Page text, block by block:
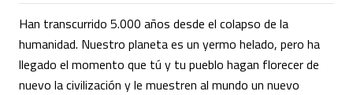
Han transcurrido 5.000 años desde el colapso de la
humanidad. Nuestro planeta es un yermo helado, pero ha
llegado el momento que tú y tu pueblo hagan florecer de
nuevo la civilización y le muestren al mundo un nuevo